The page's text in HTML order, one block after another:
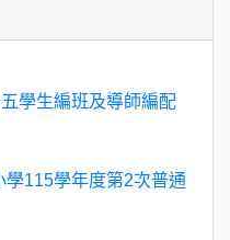
學生編班及導師編配
115學年度第2次普通